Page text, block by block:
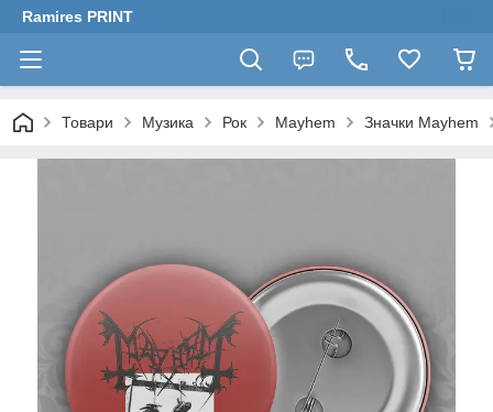
Ramires PRINT
Товари Музика Рок Mayhem Значки Mayhem